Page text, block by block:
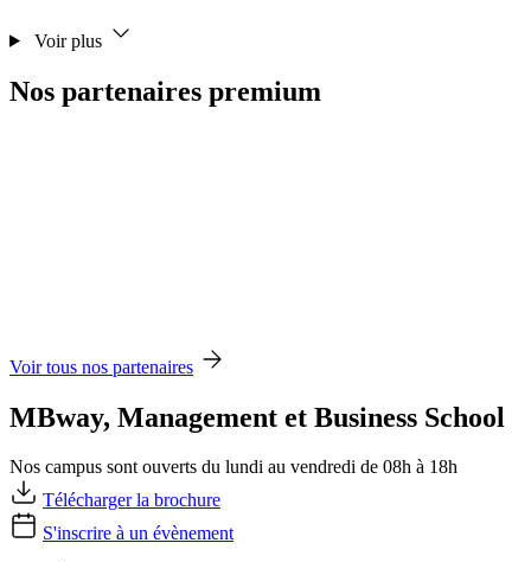
Voir plus
Nos partenaires premium
Voir tous nos partenaires
MBway, Management et Business School
Nos campus sont ouverts du lundi au vendredi de 08h à 18h
Télécharger la brochure
S'inscrire à un évènement